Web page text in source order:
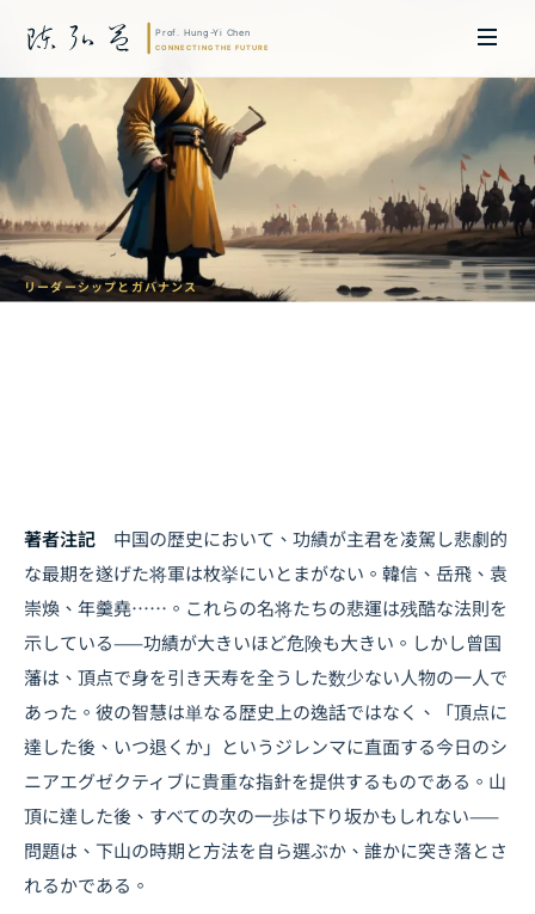
リーダーシップとガバナンス
著者注記 中国の歴史において、功績が主君を凌駕し悲劇的
な最期を遂げた将軍は枚挙にいとまがない。韓信、岳飛、袁
崇煥、年羹堯……。これらの名将たちの悲運は残酷な法則を
示している——功績が大きいほど危険も大きい。しかし曾国
藩は、頂点で身を引き天寿を全うした数少ない人物の一人で
あった。彼の智慧は単なる歴史上の逸話ではなく、「頂点に
達した後、いつ退くか」というジレンマに直面する今日のシ
ニアエグゼクティブに貴重な指針を提供するものである。山
頂に達した後、すべての次の一歩は下り坂かもしれない——
問題は、下山の時期と方法を自ら選ぶか、誰かに突き落とさ
れるかである。